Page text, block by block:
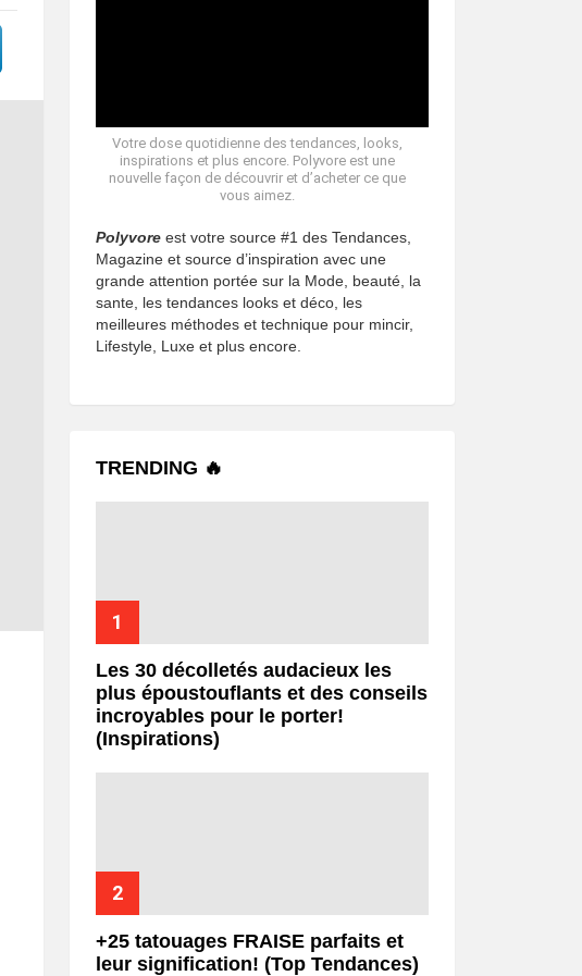
Votre dose quotidienne des tendances, looks,
inspirations et plus encore. Polyvore est une
nouvelle façon de découvrir et d’acheter ce que
vous aimez.
Polyvore est votre source #1 des Tendances,
Magazine et source d’inspiration avec une
grande attention portée sur la Mode, beauté, la
sante, les tendances looks et déco, les
meilleures méthodes et technique pour mincir,
Lifestyle, Luxe et plus encore.
TRENDING 🔥
Les 30 décolletés audacieux les
plus époustouflants et des conseils
incroyables pour le porter!
(Inspirations)
+25 tatouages ​​FRAISE parfaits et
leur signification! (Top Tendances)